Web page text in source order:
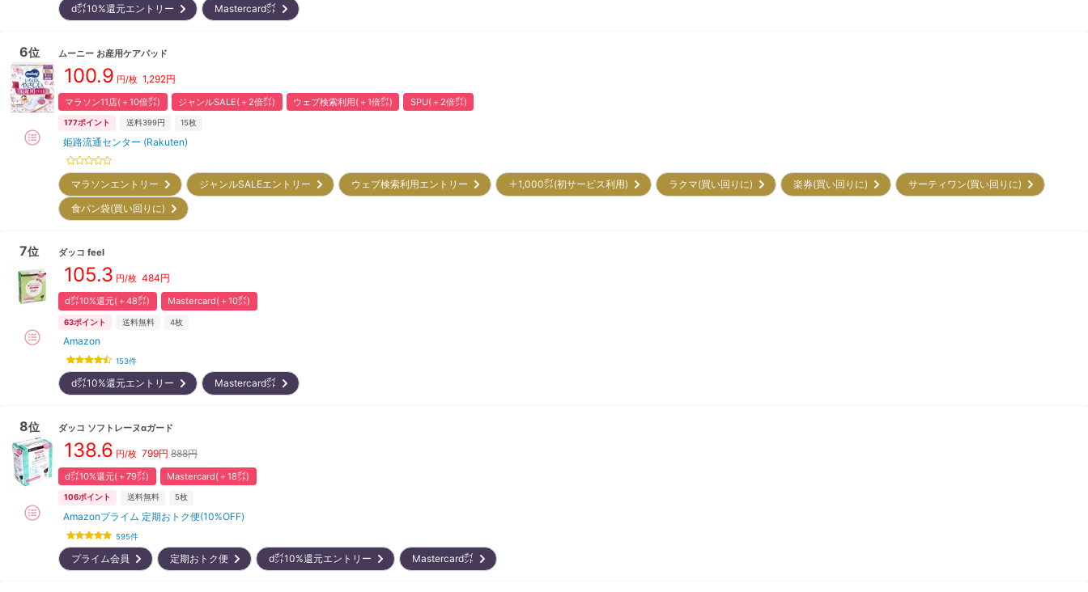
d㌽10%還元エントリー Mastercard㌽
6位 ムーニー お産用ケアパッド
100.9 円/枚 1,292円
マラソン11店(＋10倍㌽) ジャンルSALE(＋2倍㌽) ウェブ検索利用(＋1倍㌽) SPU(＋2倍㌽)
177ポイント 送料399円 15枚
姫路流通センター (Rakuten)
マラソンエントリー ジャンルSALEエントリー ウェブ検索利用エントリー ＋1,000㌽(初サービス利用) ラクマ(買い回りに) 楽券(買い回りに)
サーティワン(買い回りに)
食パン袋(買い回りに)
7位 ダッコ feel
105.3 円/枚 484円
d㌽10%還元(＋48㌽) Mastercard(＋10㌽)
63ポイント 送料無料 4枚
Amazon
153件
d㌽10%還元エントリー Mastercard㌽
8位 ダッコ ソフトレーヌαガード
138.6 円/枚 799円 888円
d㌽10%還元(＋79㌽) Mastercard(＋18㌽)
106ポイント 送料無料 5枚
Amazonプライム 定期おトク便(10%OFF)
595件
プライム会員 定期おトク便 d㌽10%還元エントリー Mastercard㌽